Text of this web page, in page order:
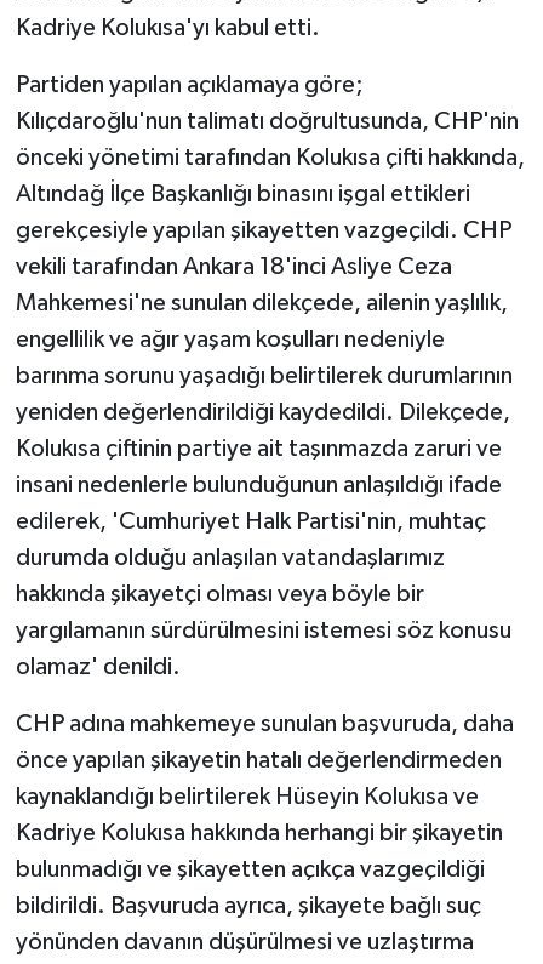
Kadriye Kolukısa'yı kabul etti.
Partiden yapılan açıklamaya göre;
Kılıçdaroğlu'nun talimatı doğrultusunda, CHP'nin
önceki yönetimi tarafından Kolukısa çifti hakkında,
Altındağ İlçe Başkanlığı binasını işgal ettikleri
gerekçesiyle yapılan şikayetten vazgeçildi. CHP
vekili tarafından Ankara 18'inci Asliye Ceza
Mahkemesi'ne sunulan dilekçede, ailenin yaşlılık,
engellilik ve ağır yaşam koşulları nedeniyle
barınma sorunu yaşadığı belirtilerek durumlarının
yeniden değerlendirildiği kaydedildi. Dilekçede,
Kolukısa çiftinin partiye ait taşınmazda zaruri ve
insani nedenlerle bulunduğunun anlaşıldığı ifade
edilerek, 'Cumhuriyet Halk Partisi'nin, muhtaç
durumda olduğu anlaşılan vatandaşlarımız
hakkında şikayetçi olması veya böyle bir
yargılamanın sürdürülmesini istemesi söz konusu
olamaz' denildi.
CHP adına mahkemeye sunulan başvuruda, daha
önce yapılan şikayetin hatalı değerlendirmeden
kaynaklandığı belirtilerek Hüseyin Kolukısa ve
Kadriye Kolukısa hakkında herhangi bir şikayetin
bulunmadığı ve şikayetten açıkça vazgeçildiği
bildirildi. Başvuruda ayrıca, şikayete bağlı suç
yönünden davanın düşürülmesi ve uzlaştırma
Sonsöz Özel
Spor
Yaşam